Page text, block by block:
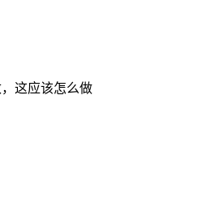
这应该怎么做